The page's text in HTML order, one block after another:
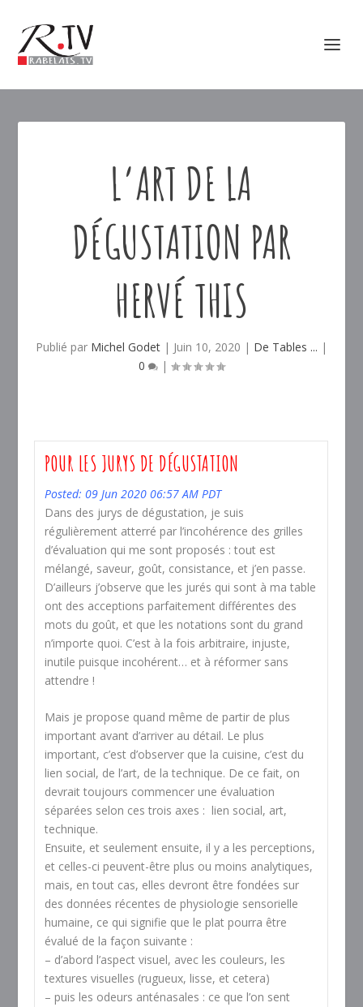
L’ART DE LA
DÉGUSTATION PAR
HERVÉ THIS
Publié par Michel Godet | Juin 10, 2020 | De Tables ... |
0
|
POUR LES JURYS DE DÉGUSTATION
Posted: 09 Jun 2020 06:57 AM PDT
Dans des jurys de dégustation, je suis
régulièrement atterré par l’incohérence des grilles
d’évaluation qui me sont proposés : tout est
mélangé, saveur, goût, consistance, et j’en passe.
D’ailleurs j’observe que les jurés qui sont à ma table
ont des acceptions parfaitement différentes des
mots du goût, et que les notations sont du grand
n’importe quoi. C’est à la fois arbitraire, injuste,
inutile puisque incohérent… et à réformer sans
attendre !
Mais je propose quand même de partir de plus
important avant d’arriver au détail. Le plus
important, c’est d’observer que la cuisine, c’est du
lien social, de l’art, de la technique. De ce fait, on
devrait toujours commencer une évaluation
séparées selon ces trois axes : lien social, art,
technique.
Ensuite, et seulement ensuite, il y a les perceptions,
et celles-ci peuvent-être plus ou moins analytiques,
mais, en tout cas, elles devront être fondées sur
des données récentes de physiologie sensorielle
humaine, ce qui signifie que le plat pourra être
évalué de la façon suivante :
– d’abord l’aspect visuel, avec les couleurs, les
textures visuelles (rugueux, lisse, et cetera)
– puis les odeurs anténasales : ce que l’on sent